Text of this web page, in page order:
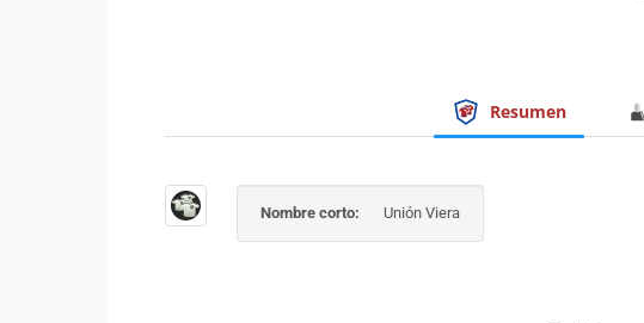
Resumen
Nombre corto: Unión Viera